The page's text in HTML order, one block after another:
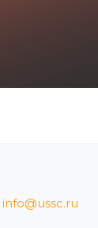
info@ussc.ru